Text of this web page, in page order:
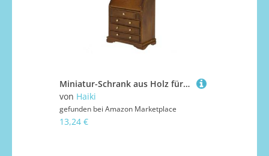
Miniatur-Schrank aus Holz für Puppenhäuser im Maßstab 1:12, Dekoration mit Arbeitsschublade für Wohnzimmer, Bibliotheksszene, Display, Puppenhäuser-Zubehör
von Haiki
gefunden bei Amazon Marketplace
13,24 €